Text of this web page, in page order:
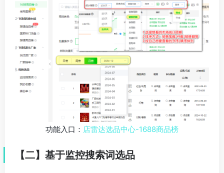
功能入口： 店雷达选品中心-1688商品榜
【二】 基于监控搜索词选品